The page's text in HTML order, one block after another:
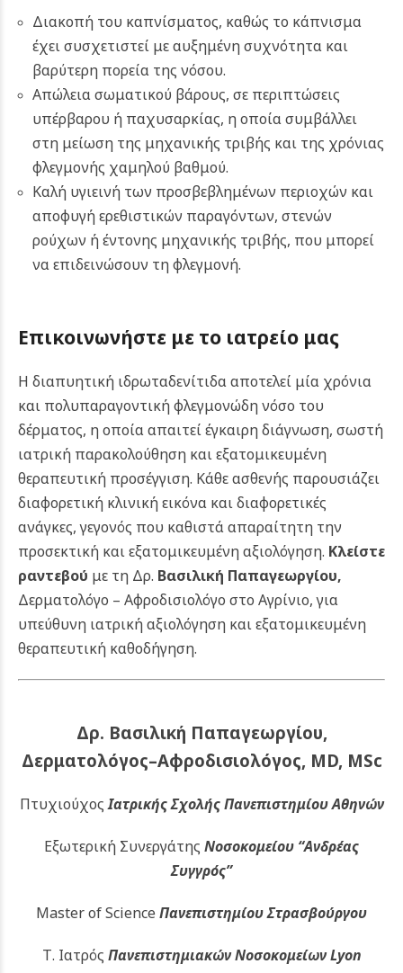
Διακοπή του καπνίσματος, καθώς το κάπνισμα
έχει συσχετιστεί με αυξημένη συχνότητα και
βαρύτερη πορεία της νόσου.
Απώλεια σωματικού βάρους, σε περιπτώσεις
υπέρβαρου ή παχυσαρκίας, η οποία συμβάλλει
στη μείωση της μηχανικής τριβής και της χρόνιας
φλεγμονής χαμηλού βαθμού.
Καλή υγιεινή των προσβεβλημένων περιοχών και
αποφυγή ερεθιστικών παραγόντων, στενών
ρούχων ή έντονης μηχανικής τριβής, που μπορεί
να επιδεινώσουν τη φλεγμονή.
Επικοινωνήστε με το ιατρείο μας
Η διαπυητική ιδρωταδενίτιδα αποτελεί μία χρόνια
και πολυπαραγοντική φλεγμονώδη νόσο του
δέρματος, η οποία απαιτεί έγκαιρη διάγνωση, σωστή
ιατρική παρακολούθηση και εξατομικευμένη
θεραπευτική προσέγγιση. Κάθε ασθενής παρουσιάζει
διαφορετική κλινική εικόνα και διαφορετικές
ανάγκες, γεγονός που καθιστά απαραίτητη την
προσεκτική και εξατομικευμένη αξιολόγηση. Κλείστε
ραντεβού με τη Δρ. Βασιλική Παπαγεωργίου,
Δερματολόγο – Αφροδισιολόγο στο Αγρίνιο, για
υπεύθυνη ιατρική αξιολόγηση και εξατομικευμένη
θεραπευτική καθοδήγηση.
Δρ. Βασιλική Παπαγεωργίου,
Δερματολόγος–Αφροδισιολόγος, MD, MSc
ΠτυχιούχοςΙατρικής Σχολής Πανεπιστημίου Αθηνών
Εξωτερική Συνεργάτης Νοσοκομείου “Ανδρέας
Συγγρός”
Master of Science Πανεπιστημίου Στρασβούργου
Τ. Ιατρός Πανεπιστημιακών Νοσοκομείων Lyon